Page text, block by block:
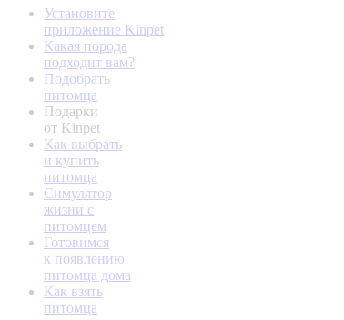
Установите
приложение Kinpet
Какая порода
подходит вам?
Подобрать
питомца
Подарки
от Kinpet
Как выбрать
и купить
питомца
Симулятор
жизни с
питомцем
Готовимся
к появлению
питомца дома
Как взять
питомца